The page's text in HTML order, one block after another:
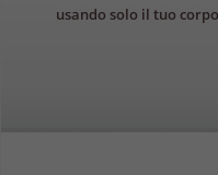
usando solo il tuo